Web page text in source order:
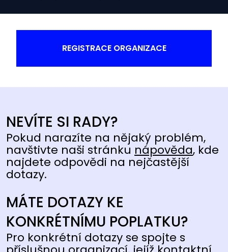
REGISTRACE ORGANIZACE
NEVÍTE SI RADY?
Pokud narazíte na nějaký problém,
navštivte naši stránku nápověda, kde
najdete odpovědi na nejčastější
dotazy.
MÁTE DOTAZY KE
KONKRÉTNÍMU POPLATKU?
Pro konkrétní dotazy se spojte s